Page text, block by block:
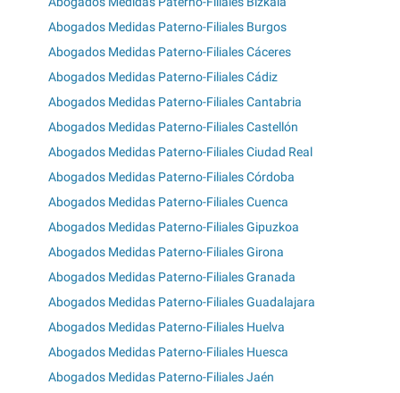
Abogados Medidas Paterno-Filiales Burgos
Abogados Medidas Paterno-Filiales Cáceres
Abogados Medidas Paterno-Filiales Cádiz
Abogados Medidas Paterno-Filiales Cantabria
Abogados Medidas Paterno-Filiales Castellón
Abogados Medidas Paterno-Filiales Ciudad Real
Abogados Medidas Paterno-Filiales Córdoba
Abogados Medidas Paterno-Filiales Cuenca
Abogados Medidas Paterno-Filiales Gipuzkoa
Abogados Medidas Paterno-Filiales Girona
Abogados Medidas Paterno-Filiales Granada
Abogados Medidas Paterno-Filiales Guadalajara
Abogados Medidas Paterno-Filiales Huelva
Abogados Medidas Paterno-Filiales Huesca
Abogados Medidas Paterno-Filiales Jaén